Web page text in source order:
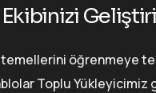
Ekibinizi
temellerini öğrenmeye
Toplu Yükleyicimiz